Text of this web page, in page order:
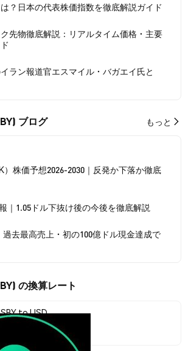
？日本の代表株価指数を徹底解説ガイド
先物徹底解説：リアルタイム価格・主要
ラン報道官エスマイル・バガエイ氏と
ブログ もっと
）株価予想2026-2030｜反発か下落か徹底
｜1.05ドル下抜け後の今後を徹底解説
去最高売上・初の100億ドル現金達成で
の換算レート
to USD